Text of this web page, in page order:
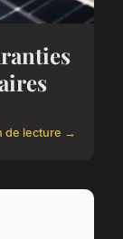
de lecture →